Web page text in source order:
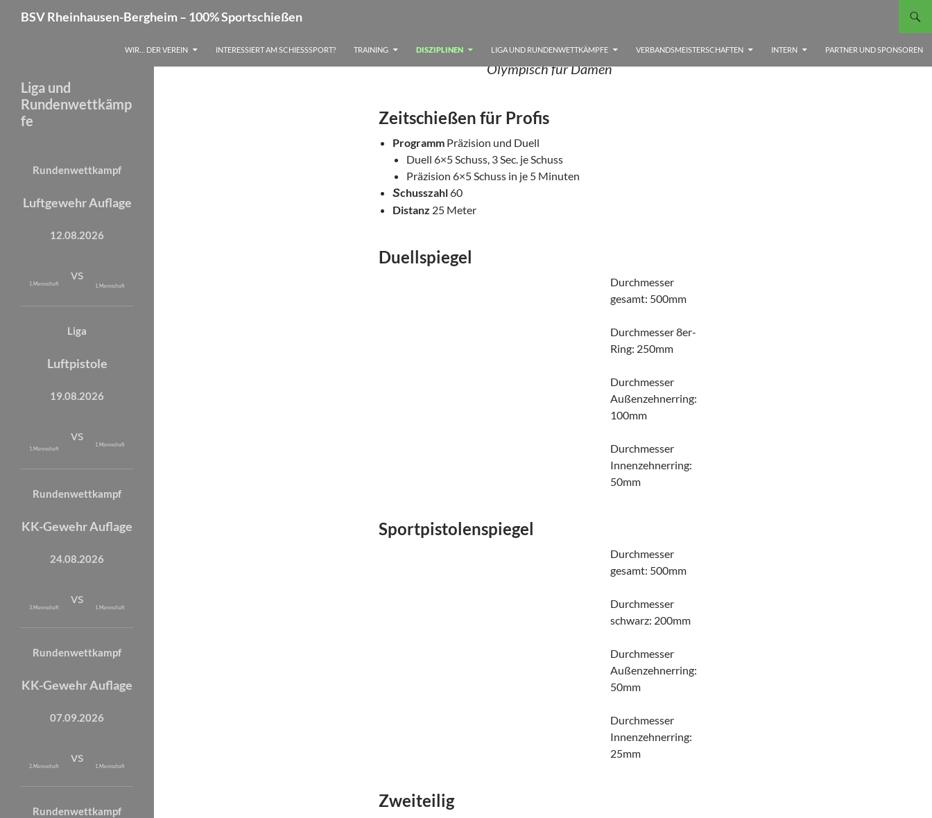
BSV Rheinhausen-Bergheim – 100% Sportschießen
WIR… DER VEREIN INTERESSIERT AM SCHIESSSPORT? TRAINING DISZIPLINEN LIGA UND RUNDENWETTKÄMPFE VERBANDSMEISTERSCHAFTEN INTERN PARTNER UND SPONSOREN
Olympisch für Damen
Zeitschießen für Profis
Programm Präzision und Duell
Duell 6×5 Schuss, 3 Sec. je Schuss
Präzision 6×5 Schuss in je 5 Minuten
Schusszahl60
Distanz 25 Meter
Duellspiegel
Durchmesser
gesamt: 500mm
Durchmesser 8er-
Ring: 250mm
Durchmesser
Außenzehnerring:
100mm
Durchmesser
Innenzehnerring:
50mm
Sportpistolenspiegel
Durchmesser
gesamt: 500mm
Durchmesser
schwarz: 200mm
Durchmesser
Außenzehnerring:
50mm
Durchmesser
Innenzehnerring:
25mm
Zweiteilig
Liga und
Rundenwettkämp
fe
Rundenwettkampf
Luftgewehr Auflage
12.08.2026
1. Mannschaft
vs
1. Mannschaft
Liga
Luftpistole
19.08.2026
1. Mannschaft
vs
1. Mannschaft
Rundenwettkampf
KK-Gewehr Auflage
24.08.2026
3. Mannschaft
vs
1. Mannschaft
Rundenwettkampf
KK-Gewehr Auflage
07.09.2026
2. Mannschaft
vs
1. Mannschaft
Rundenwettkampf